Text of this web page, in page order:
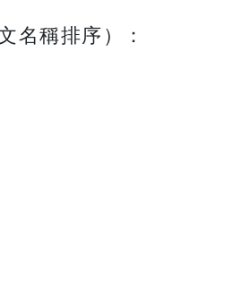
名稱排序）：